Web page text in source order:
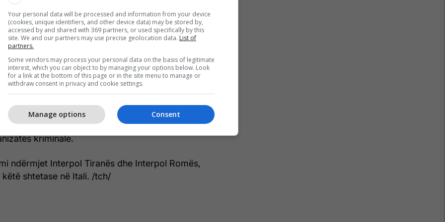
të siguruara nga inteligjenca policore për
shtetaseje të shpallur në kërkim ndërkombëtar
Drejtoria e Forcës së Posaçme Operacionale,
të koduar “Operacionalja 19”, kapi në
vuri në pranga, me qëllim ekstradimi,
E.Sh., 45 vjeçe, lindur dhe banuese në Durrës.
i ka caktuar kësaj shtetaseje masën e sigurisë
veprën penale “Trafikimi i narkotikëve”, kryer
kriminale.
ndërmjet Interpol Tiranës dhe Interpol Romës,
shtetase në Itali. /tch/
Your personal data will be processed and information from your device
(cookies, unique identifiers, and other device data) may be stored by,
accessed by and shared with 369 partners, or used specifically by this
site. We and our partners may use precise geolocation data. List of
partners.
Some vendors may process your personal data on the basis of legitimate
interest, which you can object to by managing your options below. Look
for a link at the bottom of this page or in the site menu to manage or
withdraw consent in privacy and cookie settings.
Consent
Manage options